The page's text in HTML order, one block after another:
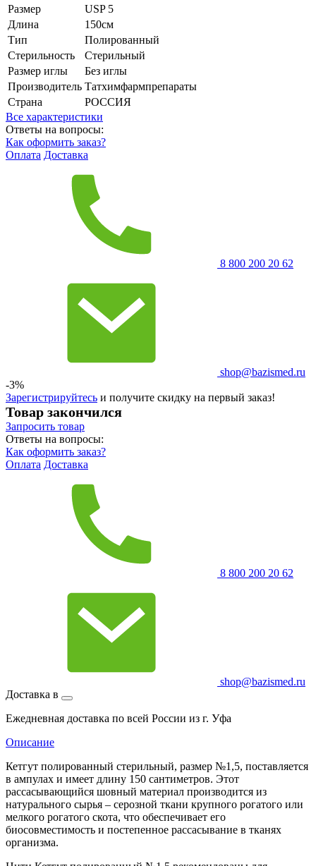
Размер
USP 5
Длина
150см
Тип
Полированный
Стерильность
Стерильный
Размер иглы
Без иглы
Производитель Татхимфармпрепараты
Страна
РОССИЯ
Все характеристики
Ответы на вопросы:
Как оформить заказ?
Оплата Доставка
8 800 200 20 62
shop@bazismed.ru
-3%
Зарегистрируйтесь и получите скидку на первый заказ!
Товар закончился
Запросить товар
Ответы на вопросы:
Как оформить заказ?
Оплата Доставка
8 800 200 20 62
shop@bazismed.ru
Доставка в
Ежедневная доставка по всей России из г. Уфа
Описание
Кетгут полированный стерильный, размер №1,5, поставляется
в ампулах и имеет длину 150 сантиметров. Этот
рассасывающийся шовный материал производится из
натурального сырья – серозной ткани крупного рогатого или
мелкого рогатого скота, что обеспечивает его
биосовместимость и постепенное рассасывание в тканях
организма.